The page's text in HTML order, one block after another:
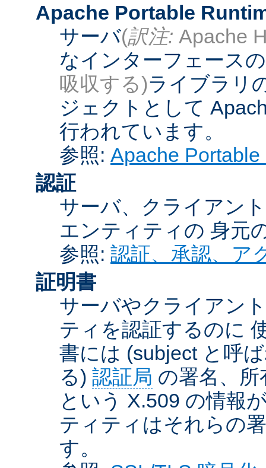
Apache Portable
サーバ(訳注: Apache
なインターフェース
吸収する)ライブラリ
ジェクトとして
行われています。
参照: Apache
認証
サーバ、クライアン
エンティティの 身元
参照: 認証、承認、ア
証明書
サーバやクライアン
ティを認証するのに
書には (subject と呼
る) 認証局 の署名、
という X.509 の情報
ティティはそれらの
す。